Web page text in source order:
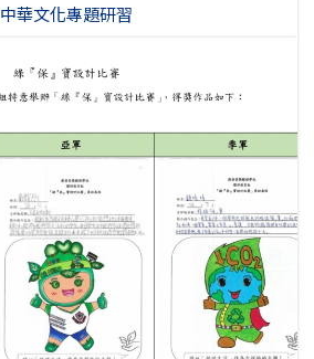
中華文化專題研習